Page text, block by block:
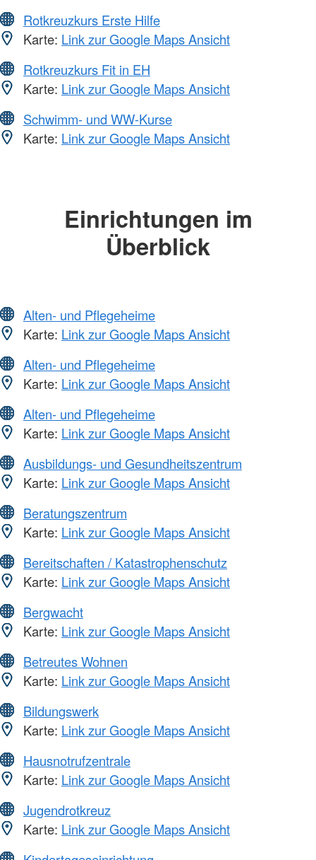
Rotkreuzkurs Erste Hilfe
Karte: Link zur Google Maps Ansicht
Rotkreuzkurs Fit in EH
Karte: Link zur Google Maps Ansicht
Schwimm- und WW-Kurse
Karte: Link zur Google Maps Ansicht
Einrichtungen im
Überblick
Alten- und Pflegeheime
Karte: Link zur Google Maps Ansicht
Alten- und Pflegeheime
Karte: Link zur Google Maps Ansicht
Alten- und Pflegeheime
Karte: Link zur Google Maps Ansicht
Ausbildungs- und Gesundheitszentrum
Karte: Link zur Google Maps Ansicht
Beratungszentrum
Karte: Link zur Google Maps Ansicht
Bereitschaften / Katastrophenschutz
Karte: Link zur Google Maps Ansicht
Bergwacht
Karte: Link zur Google Maps Ansicht
Betreutes Wohnen
Karte: Link zur Google Maps Ansicht
Bildungswerk
Karte: Link zur Google Maps Ansicht
Hausnotrufzentrale
Karte: Link zur Google Maps Ansicht
Jugendrotkreuz
Karte: Link zur Google Maps Ansicht